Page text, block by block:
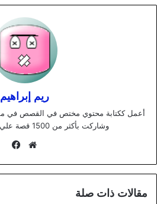
ريم إبراهيم
وشاركت بأكثر من 1500 قصة علي مدار سنين عملي.
موقع
مقالات ذات صلة